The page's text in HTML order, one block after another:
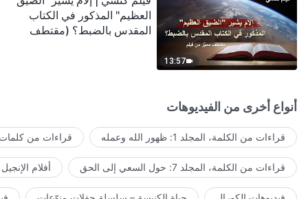
13:57
العظيم" المذكور في الكتاب
المقدس بالضبط؟ (مقتطف
أنواع أخرى من الفيديوهات
قراءات من الكلمة، المجلد 1: ظهور الله وعمله قراءات من كلمات
قراءات من الكلمة، المجلد 7: حول السعي إلى الحق أفلام الإنجيل